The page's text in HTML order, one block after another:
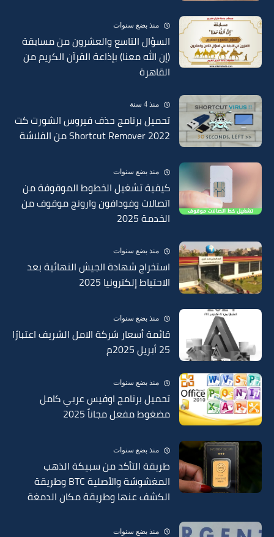
منذ بضع سنوات
السؤال التاسع والعشرون من مسابقة
(إن الله معنا) بإذاعة القرآن الكريم من
القاهرة
منذ 4 سنة
تحميل برنامج حذف فيروس الشورت كت
Shortcut Remover 2022 من الفلاشة
منذ بضع سنوات
كيفية تشغيل الخطوط الموقوفة من
اتصالات وفودافون وارونج موقوف من
الخدمة 2025
منذ بضع سنوات
استخراج شهادة الجيش النهائية بعد
الاحتياط إلكترونيا 2025
منذ بضع سنوات
قائمة أسعار شركة الامل الشريف اعتبارًا
منذ بضع سنوات
تحميل برنامج اوفيس عربي كامل
مضغوط مفعل مجاناً 2025
منذ بضع سنوات
طريقة التأكد من سبيكة الذهب
المغشوشة والأصلية BTC وطريقة
الكشف عنها وطريقة مكان الدمغة
منذ بضع سنوات